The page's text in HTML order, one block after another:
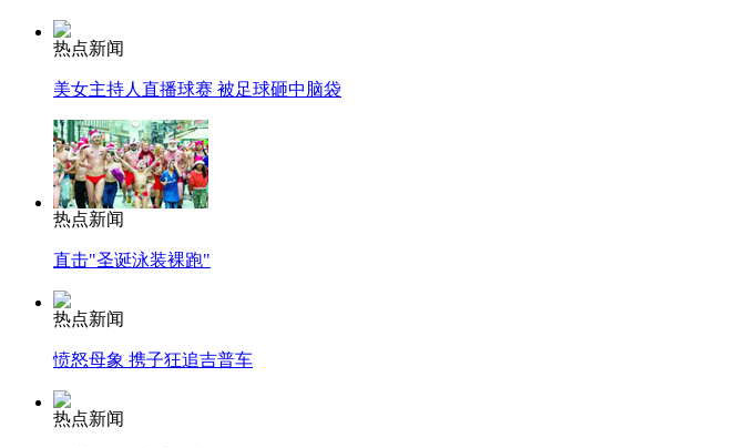
司机酒驾遇交警 急速倒车逃窜
热点新闻
美女主持人直播球赛 被足球砸中脑袋
热点新闻
直击"圣诞泳装裸跑"
热点新闻
愤怒母象 携子狂追吉普车
热点新闻